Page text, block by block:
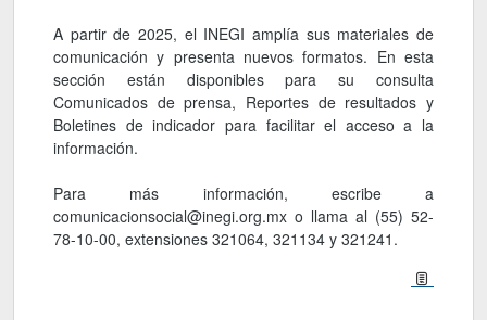
A partir de 2025, el INEGI amplía sus materiales de
comunicación y presenta nuevos formatos. En esta
sección están disponibles para su consulta
Comunicados de prensa, Reportes de resultados y
Boletines de indicador para facilitar el acceso a la
información.
Para más información, escribe a
comunicacionsocial@inegi.org.mx o llama al (55) 52-
78-10-00, extensiones 321064, 321134 y 321241.